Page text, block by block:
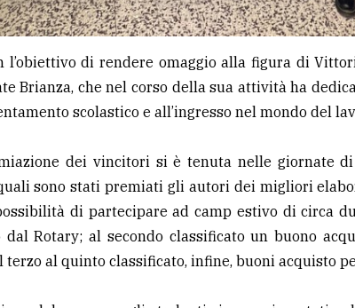
l’obiettivo di rendere omaggio alla figura di
Brianza, che nel corso della sua attività ha
scolastico e all’ingresso nel mondo del
dei vincitori si è tenuta nelle giornate
sono stati premiati gli autori dei migliori
di partecipare ad camp estivo di circa
dal Rotary; al secondo classificato un buono
terzo al quinto classificato, infine, buoni acquisto